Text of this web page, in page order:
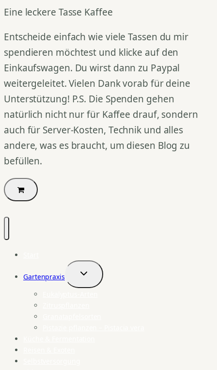
Eine leckere Tasse Kaffee
Entscheide einfach wie viele Tassen du mir
spendieren möchtest und klicke auf den
Einkaufswagen. Du wirst dann zu Paypal
weitergeleitet. Vielen Dank vorab für deine
Unterstützung! P.S. Die Spenden gehen
natürlich nicht nur für Kaffee drauf, sondern
auch für Server-Kosten, Technik und alles
andere, was es braucht, um diesen Blog zu
befüllen.
Gartenpraxis
Untermenü
umschalten